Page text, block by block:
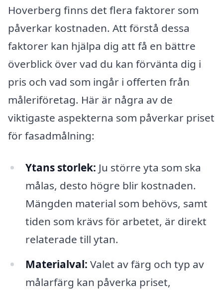
Hoverberg finns det flera faktorer som
påverkar kostnaden. Att förstå dessa
faktorer kan hjälpa dig att få en bättre
överblick över vad du kan förvänta dig i
pris och vad som ingår i offerten från
måleriföretag. Här är några av de
viktigaste aspekterna som påverkar priset
för fasadmålning:
Ytans storlek: Ju större yta som ska
målas, desto högre blir kostnaden.
Mängden material som behövs, samt
tiden som krävs för arbetet, är direkt
relaterade till ytan.
Materialval: Valet av färg och typ av
målarfärg kan påverka priset,